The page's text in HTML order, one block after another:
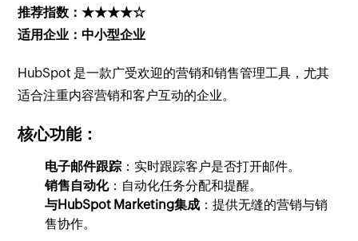
推荐指数：★★★★☆
适用企业：中小型企业
HubSpot 是一款广受欢迎的营销和销售管理工具，尤其
适合注重内容营销和客户互动的企业。
核心功能：
电子邮件跟踪 ：实时跟踪客户是否打开邮件。
销售自动化：自动化任务分配和提醒。
与HubSpot Marketing集成 ：提供无缝的营销与销
售协作。